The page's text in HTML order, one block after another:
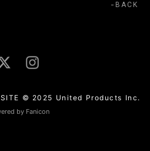
BACK
SITE © 2025 United Products Inc.
by Fanicon